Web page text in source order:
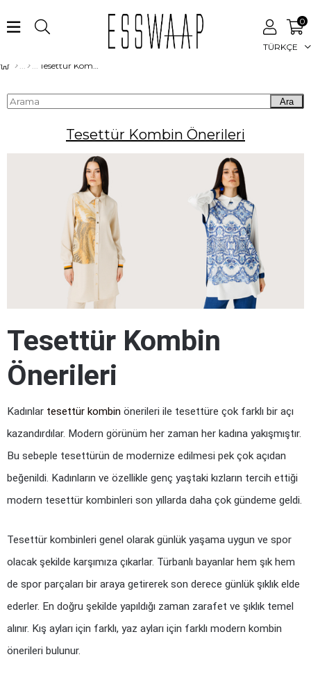
TÜRKÇE
0
Tesettür Kombin Önerileri
Ara
Tesettür Kombin Önerileri
Tesettür Kombin
Önerileri
Kadınlar tesettür kombin önerileri ile tesettüre çok farklı bir açı
kazandırdılar. Modern görünüm her zaman her kadına yakışmıştır.
Bu sebeple tesettürün de modernize edilmesi pek çok açıdan
beğenildi. Kadınların ve özellikle genç yaştaki kızların tercih ettiği
modern tesettür kombinleri son yıllarda daha çok gündeme geldi.
Tesettür kombinleri genel olarak günlük yaşama uygun ve spor
olacak şekilde karşımıza çıkarlar. Türbanlı bayanlar hem şık hem
de spor parçaları bir araya getirerek son derece günlük şıklık elde
ederler. En doğru şekilde yapıldığı zaman zarafet ve şıklık temel
alınır. Kış ayları için farklı, yaz ayları için farklı modern kombin
önerileri bulunur.